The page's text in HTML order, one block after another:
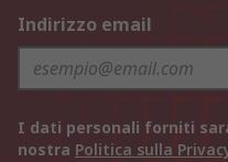
Indirizzo email
I dati personali forniti
nostra Politica sulla